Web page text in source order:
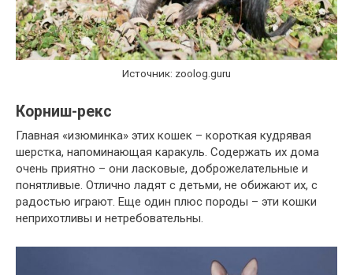
Источник: zoolog.guru
Корниш-рекс
Главная «изюминка» этих кошек – короткая кудрявая
шерстка, напоминающая каракуль. Содержать их дома
очень приятно – они ласковые, доброжелательные и
понятливые. Отлично ладят с детьми, не обижают их, с
радостью играют. Еще один плюс породы – эти кошки
неприхотливы и нетребовательны.